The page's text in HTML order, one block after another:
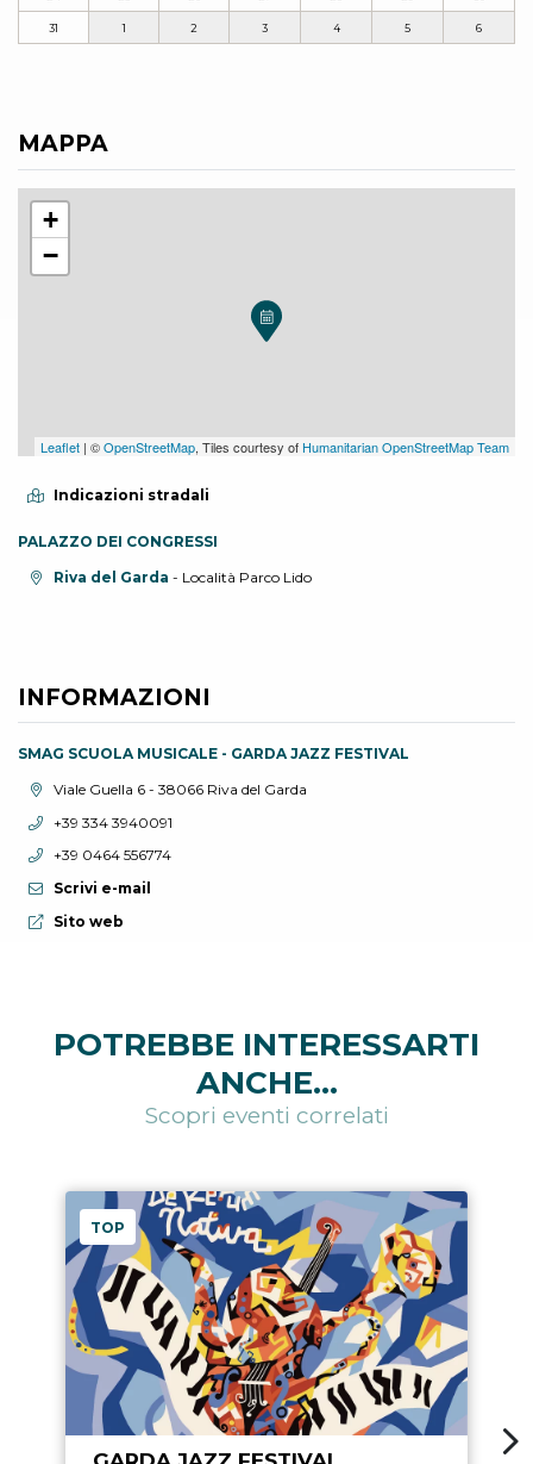
31 1 2 3 4 5 6
MAPPA
+
−
Leaflet | ©OpenStreetMap, Tiles courtesy of Humanitarian OpenStreetMap Team
Indicazioni stradali
PALAZZO DEI CONGRESSI
Località:Riva del Garda - Località Parco Lido
INFORMAZIONI
SMAG SCUOLA MUSICALE - GARDA JAZZ FESTIVAL
Località:Viale Guella 6 - 38066 Riva del Garda
Telefono:
+39 334 3940091
Telefono:
+39 0464 556774
Scrivi e-mail
Sito web:
Sito web
POTREBBE INTERESSARTI
ANCHE...
Scopri eventi correlati
TOP